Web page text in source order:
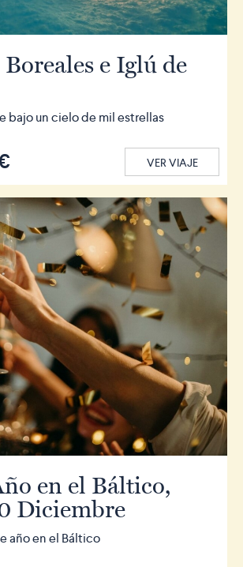
e Iglú de
bajo un cielo de mil estrellas
VER VIAJE
en el Báltico,
Diciembre
año en el Báltico